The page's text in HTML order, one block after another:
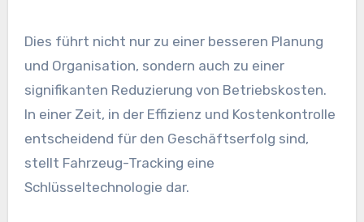
Dies führt nicht nur zu einer besseren Planung
und Organisation, sondern auch zu einer
signifikanten Reduzierung von Betriebskosten.
In einer Zeit, in der Effizienz und Kostenkontrolle
entscheidend für den Geschäftserfolg sind,
stellt Fahrzeug-Tracking eine
Schlüsseltechnologie dar.